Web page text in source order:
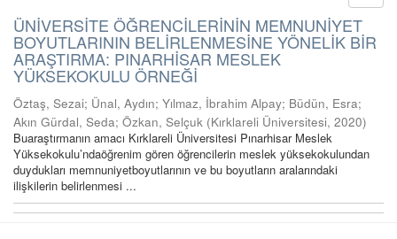
ÜNİVERSİTE ÖĞRENCİLERİNİN MEMNUNİYET
BOYUTLARININ BELİRLENMESİNE YÖNELİK BİR
ARAŞTIRMA: PINARHİSAR MESLEK
YÜKSEKOKULU ÖRNEĞİ
Öztaş, Sezai; Ünal, Aydın; Yılmaz, İbrahim Alpay; Büdün, Esra;
Akın Gürdal, Seda; Özkan, Selçuk (Kırklareli Üniversitesi, 2020)
Buaraştırmanın amacı Kırklareli Üniversitesi Pınarhisar Meslek
Yüksekokulu’ndaöğrenim gören öğrencilerin meslek yüksekokulundan
duydukları memnuniyetboyutlarının ve bu boyutların aralarındaki
ilişkilerin belirlenmesi ...